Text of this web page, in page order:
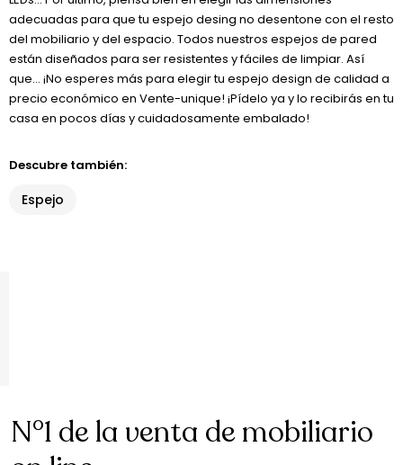
adecuadas para que tu espejo desing no desentone con el resto
del mobiliario y del espacio. Todos nuestros espejos de pared
están diseñados para ser resistentes y fáciles de limpiar. Así
que… ¡No esperes más para elegir tu espejo design de calidad a
precio económico en Vente-unique! ¡Pídelo ya y lo recibirás en tu
casa en pocos días y cuidadosamente embalado!
Descubre también:
Espejo
N°1 de la venta de mobiliario